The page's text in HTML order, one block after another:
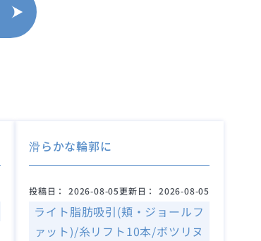
滑らかな輪郭に
投稿日： 2026-08-05更新日： 2026-08-05
ライト脂肪吸引(頬・ジョールフ
ァット)/糸リフト10本/ボツリヌ